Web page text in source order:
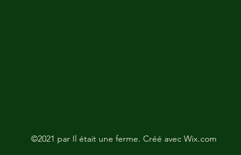
©2021 par Il était une ferme. Créé avec Wix.com